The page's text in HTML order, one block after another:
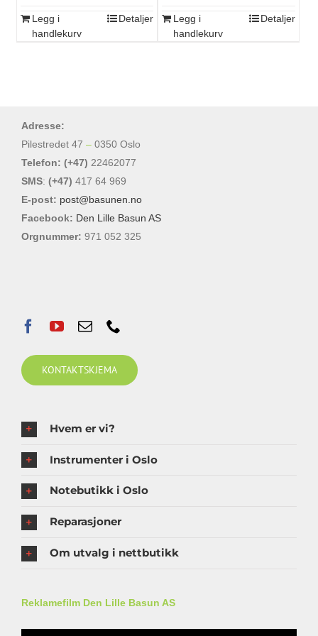
Legg i
handlekurv
Detaljer
Legg i
handlekurv
Detaljer
Adresse:
Pilestredet 47 – 0350 Oslo
Telefon: (+47) 22462077
SMS: (+47) 417 64 969
E-post: post@basunen.no
Facebook: Den Lille Basun AS
Orgnummer: 971 052 325
KONTAKTSKJEMA
Hvem er vi?
Instrumenter i Oslo
Notebutikk i Oslo
Reparasjoner
Om utvalg i nettbutikk
Reklamefilm Den Lille Basun AS